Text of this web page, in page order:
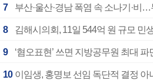
7 부산·울산·경남 폭염 속 소나기·비
8 김해시의회, 11일 544억 원 규모 민
9 ‘혐오표현’ 쓰면 지방공무원 최대 파
10 이임생, 홍명보 선임 독단적 결정